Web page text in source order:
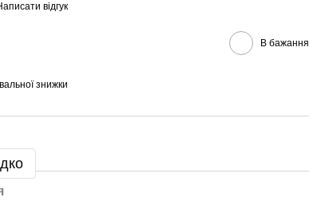
відгук
В бажання
знижки